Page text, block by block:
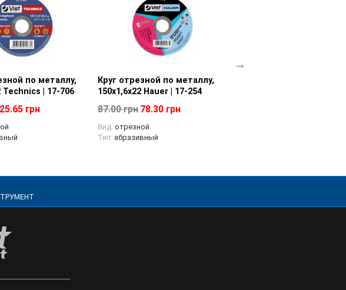
товара
по металлу,
Technics | 17-706
25.65 грн
Просмотр товара
Круг отрезной по металлу,
150х1,6х22 Hauer | 17-254
87.00 грн 78.30 грн
Вид: отрезной
Тип: абразивный